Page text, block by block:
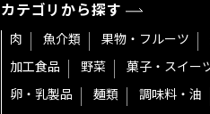
カテゴリから探す
肉 魚介類 果物・フルーツ
加工食品
野菜
菓子・スイー
卵・乳製品
麺類 調味料・油